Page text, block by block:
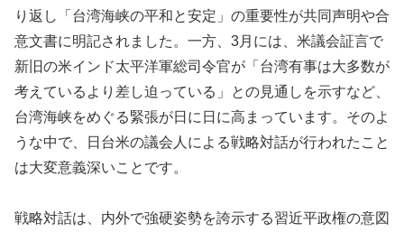
り返し「台湾海峡の平和と安定」の重要性が共同声明や合
意文書に明記されました。一方、3月には、米議会証言で
新旧の米インド太平洋軍総司令官が「台湾有事は大多数が
考えているより差し迫っている」との見通しを示すなど、
台湾海峡をめぐる緊張が日に日に高まっています。そのよ
うな中で、日台米の議会人による戦略対話が行われたこと
は大変意義深いことです。
戦略対話は、内外で強硬姿勢を誇示する習近平政権の意図